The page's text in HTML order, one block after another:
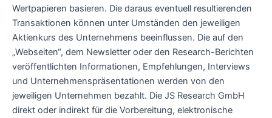
Wertpapieren basieren. Die daraus eventuell resultierenden
Transaktionen können unter Umständen den jeweiligen
Aktienkurs des Unternehmens beeinflussen. Die auf den
„Webseiten“, dem Newsletter oder den Research-Berichten
veröffentlichten Informationen, Empfehlungen, Interviews
und Unternehmenspräsentationen werden von den
jeweiligen Unternehmen bezahlt. Die JS Research GmbH
direkt oder indirekt für die Vorbereitung, elektronische